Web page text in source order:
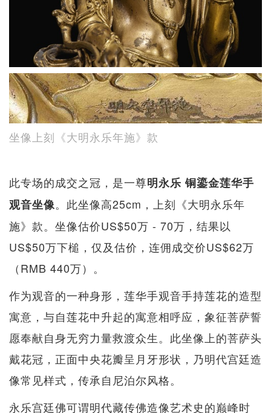
坐像上刻《大明永乐年施》款
此专场的成交之冠，是一尊明永乐 铜鎏金莲华手
观音坐像。此坐像高25cm，上刻《大明永乐年
施》款。坐像估价US$50万 - 70万，结果以
US$50万下槌，仅及估价，连佣成交价US$62万
（RMB 440万）。
作为观音的一种身形，莲华手观音手持莲花的造型
寓意，与自莲花中升起的寓意相呼应，象征菩萨誓
愿奉献自身无穷力量救渡众生。此坐像上的菩萨头
戴花冠，正面中央花瓣呈月牙形状，乃明代宫廷造
像常见样式，传承自尼泊尔风格。
永乐宫廷佛可谓明代藏传佛造像艺术史的巅峰时